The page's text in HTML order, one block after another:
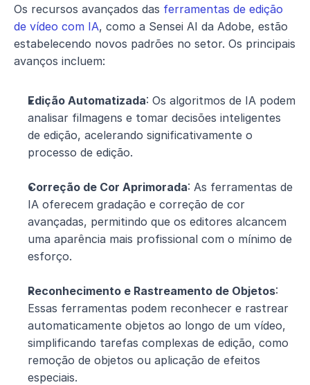
Os recursos avançados das ferramentas de edição
de vídeo com IA, como a Sensei AI da Adobe, estão
estabelecendo novos padrões no setor. Os principais
avanços incluem:
Edição Automatizada: Os algoritmos de IA podem
analisar filmagens e tomar decisões inteligentes
de edição, acelerando significativamente o
processo de edição.
Correção de Cor Aprimorada: As ferramentas de
IA oferecem gradação e correção de cor
avançadas, permitindo que os editores alcancem
uma aparência mais profissional com o mínimo de
esforço.
Reconhecimento e Rastreamento de Objetos:
Essas ferramentas podem reconhecer e rastrear
automaticamente objetos ao longo de um vídeo,
simplificando tarefas complexas de edição, como
remoção de objetos ou aplicação de efeitos
especiais.